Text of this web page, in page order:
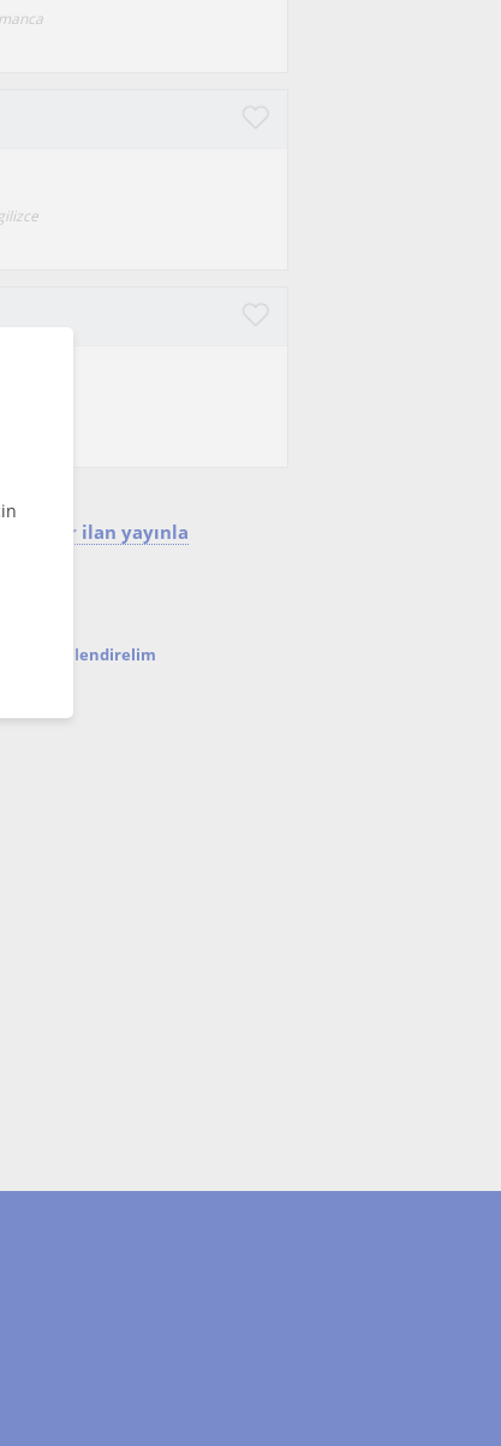
için bir ilan yayınla
seni bilgilendirelim